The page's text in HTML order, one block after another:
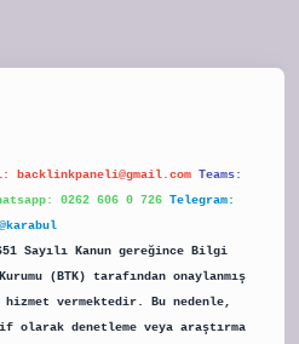
backlinkpaneli@gmail.com Teams:
0262 606 0 726 Telegram:
@karabul
Sayılı Kanun gereğince Bilgi
(BTK) tarafından onaylanmış
vermektedir. Bu nedenle,
denetleme veya araştırma